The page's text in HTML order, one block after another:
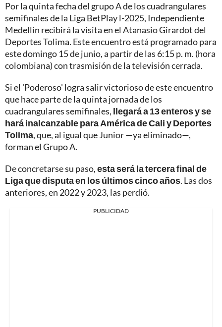
Por la quinta fecha del grupo A de los cuadrangulares
semifinales de la Liga BetPlay l-2025, Independiente
Medellín recibirá la visita en el Atanasio Girardot del
Deportes Tolima. Este encuentro está programado para
este domingo 15 de junio, a partir de las 6:15 p. m. (hora
colombiana) con trasmisión de la televisión cerrada.
Si el 'Poderoso' logra salir victorioso de este encuentro
que hace parte de la quinta jornada de los
cuadrangulares semifinales, llegará a 13 enteros y se
hará inalcanzable para América de Cali y Deportes
Tolima, que, al igual que Junior —ya eliminado—,
forman el Grupo A.
De concretarse su paso,esta será la tercera final de
Liga que disputa en los últimos cinco años. Las dos
anteriores, en 2022 y 2023, las perdió.
PUBLICIDAD